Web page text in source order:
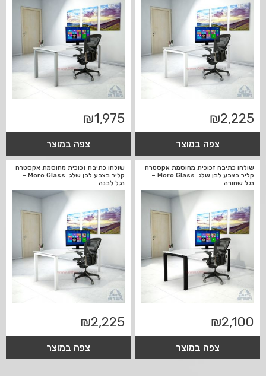
₪2,225
צפה במוצר
₪1,975
צפה במוצר
שולחן כתיבה זכוכית מחוסמת אקסטרה
קליר בצבע לבן שלג Moro Glass –
רגל שחורה
₪2,100
צפה במוצר
שולחן כתיבה זכוכית מחוסמת אקסטרה
קליר בצבע לבן שלג Moro Glass –
רגל לבנה
₪2,225
צפה במוצר